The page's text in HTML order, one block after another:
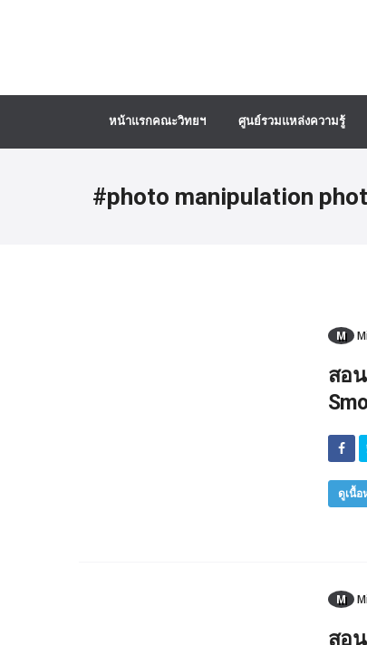
หน้าแรกคณะวิทยฯ ศูนย์รวมแหล่งความรู้
#photo manipulation
M
สอน
ดูเนื้อ
M
สอน